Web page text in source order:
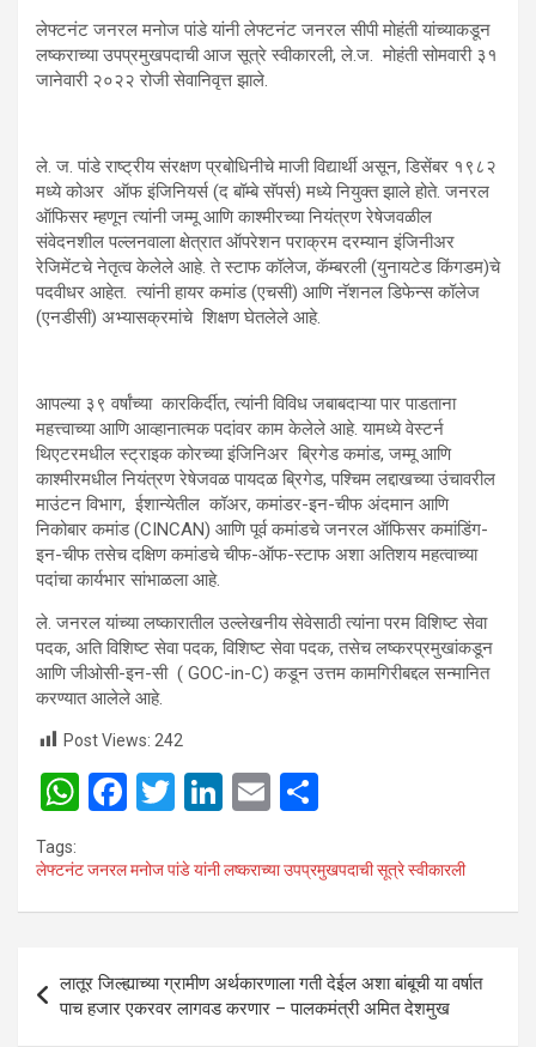
लेफ्टनंट जनरल मनोज पांडे यांनी लेफ्टनंट जनरल सीपी मोहंती यांच्याकडून
लष्कराच्या उपप्रमुखपदाची आज सूत्रे स्वीकारली, ले.ज. मोहंती सोमवारी ३१
जानेवारी २०२२ रोजी सेवानिवृत्त झाले.
ले. ज. पांडे राष्ट्रीय संरक्षण प्रबोधिनीचे माजी विद्यार्थी असून, डिसेंबर १९८२
मध्ये कोअर ऑफ इंजिनियर्स (द बॉम्बे सॅपर्स) मध्ये नियुक्त झाले होते. जनरल
ऑफिसर म्हणून त्यांनी जम्मू आणि काश्मीरच्या नियंत्रण रेषेजवळील
संवेदनशील पल्लनवाला क्षेत्रात ऑपरेशन पराक्रम दरम्यान इंजिनीअर
रेजिमेंटचे नेतृत्व केलेले आहे. ते स्टाफ कॉलेज, कॅम्बरली (युनायटेड किंगडम)चे
पदवीधर आहेत. त्यांनी हायर कमांड (एचसी) आणि नॅशनल डिफेन्स कॉलेज
(एनडीसी) अभ्यासक्रमांचे शिक्षण घेतलेले आहे.
आपल्या ३९ वर्षांच्या कारकिर्दीत, त्यांनी विविध जबाबदाऱ्या पार पाडताना
महत्त्वाच्या आणि आव्हानात्मक पदांवर काम केलेले आहे. यामध्ये वेस्टर्न
थिएटरमधील स्ट्राइक कोरच्या इंजिनिअर ब्रिगेड कमांड, जम्मू आणि
काश्मीरमधील नियंत्रण रेषेजवळ पायदळ ब्रिगेड, पश्चिम लद्दाखच्या उंचावरील
माउंटन विभाग, ईशान्येतील कॉअर, कमांडर-इन-चीफ अंदमान आणि
निकोबार कमांड (CINCAN) आणि पूर्व कमांडचे जनरल ऑफिसर कमांडिंग-
इन-चीफ तसेच दक्षिण कमांडचे चीफ-ऑफ-स्टाफ अशा अतिशय महत्वाच्या
पदांचा कार्यभार सांभाळला आहे.
ले. जनरल यांच्या लष्कारातील उल्लेखनीय सेवेसाठी त्यांना परम विशिष्ट सेवा
पदक, अति विशिष्ट सेवा पदक, विशिष्ट सेवा पदक, तसेच लष्करप्रमुखांकडून
आणि जीओसी-इन-सी ( GOC-in-C) कडून उत्तम कामगिरीबद्दल सन्मानित
करण्यात आलेले आहे.
Post Views: 242
W
at
s
p
p
F
ce
b
o
k
T
tt
er
Li
ke
dI
E
ail ar
e
Tags:
लेफ्टनंट जनरल मनोज पांडे यांनी लष्कराच्या उपप्रमुखपदाची सूत्रे स्वीकारली
navigation
लातूर जिल्ह्याच्या ग्रामीण अर्थकारणाला गती देईल अशा बांबूची या वर्षात
पाच हजार एकरवर लागवड करणार – पालकमंत्री अमित देशमुख